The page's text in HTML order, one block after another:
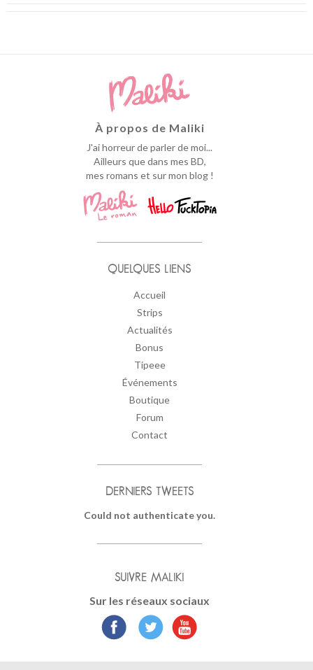
À propos de Maliki
J'ai horreur de parler de moi...
Ailleurs que dans mes BD,
mes romans et sur mon blog !
QUELQUES LIENS
Accueil
Strips
Actualités
Bonus
Tipeee
Événements
Boutique
Forum
Contact
DERNIERS TWEETS
Could not authenticate you.
SUIVRE MALIKI
Sur les réseaux sociaux